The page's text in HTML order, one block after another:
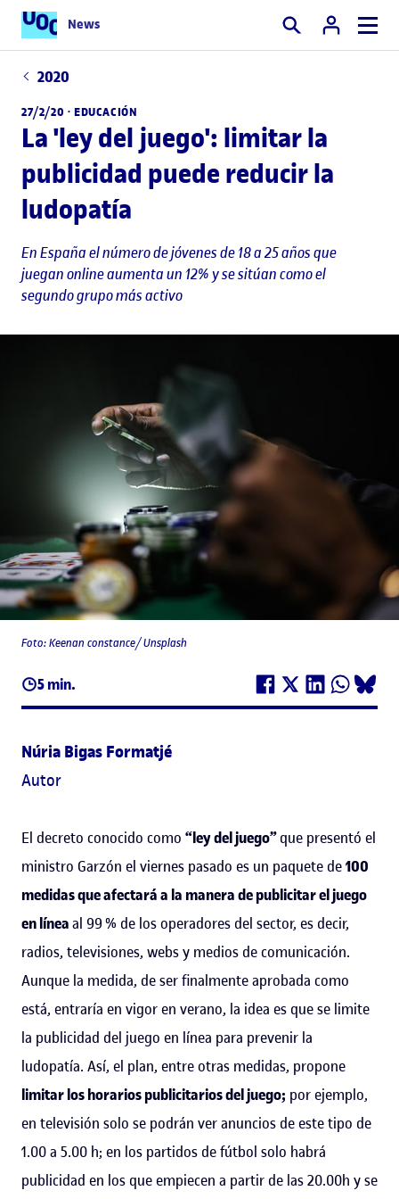
News Buscar
2020
27/2/20 · EDUCACIÓN
La 'ley del juego': limitar la
publicidad puede reducir la
ludopatía
En España el número de jóvenes de 18 a 25 años que
juegan online aumenta un 12% y se sitúan como el
segundo grupo más activo
5 min.
Foto: Keenan constance/ Unsplash
Núria Bigas Formatjé
Autor
El decreto conocido como “ley del juego”que presentó el
ministro Garzón el viernes pasado es un paquete de100
medidas que afectará a la manera de publicitar el juego
en líneaal 99 % de los operadores del sector, es decir,
radios, televisiones, webs y medios de comunicación.
Aunque la medida, de ser finalmente aprobada como
está, entraría en vigor en verano, la idea es que se limite
la publicidad del juego en línea para prevenir la
ludopatía. Así, el plan, entre otras medidas, propone
limitar los horarios publicitarios del juego; por ejemplo,
en televisión solo se podrán ver anuncios de este tipo de
1.00 a 5.00 h; en los partidos de fútbol solo habrá
publicidad en los que empiecen a partir de las 20.00h y se